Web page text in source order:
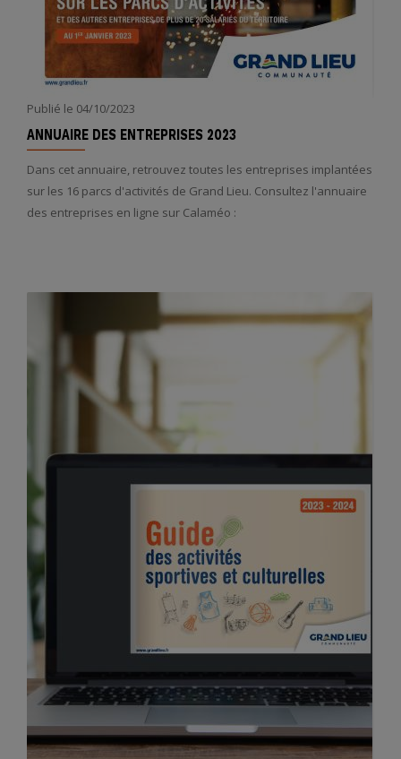
Publié le 04/10/2023
ANNUAIRE DES ENTREPRISES 2023
Dans cet annuaire, retrouvez toutes les entreprises implantées
sur les 16 parcs d'activités de Grand Lieu. Consultez l'annuaire
des entreprises en ligne sur Calaméo :